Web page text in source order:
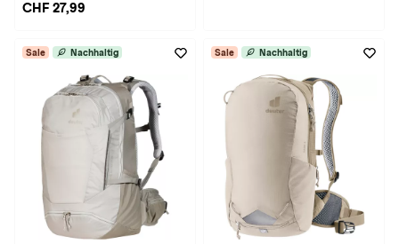
CHF 27,99
Sale Nachhaltig Sale Nachhaltig